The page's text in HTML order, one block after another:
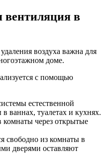
в
воздуха важна для
доме.
с помощью
естественной
ваннах, туалетах и кухнях.
комнаты через открытые
свободно из комнаты в
дверями оставляют